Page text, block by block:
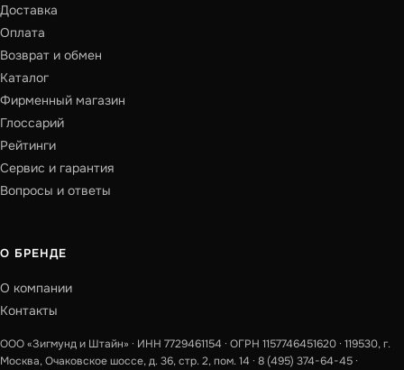
Доставка
Оплата
Возврат и обмен
Каталог
Фирменный магазин
Глоссарий
Рейтинги
Сервис и гарантия
Вопросы и ответы
О БРЕНДЕ
О компании
Контакты
ООО «Зигмунд и Штайн» · ИНН 7729461154 · ОГРН 1157746451620 · 119530, г.
Москва, Очаковское шоссе, д. 36, стр. 2, пом. 14 · 8 (495) 374-64-45 ·